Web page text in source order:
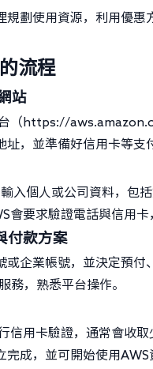
規劃使用資源，利用優
流程
站
（https://
，並準備好信用卡等支
入個人或公司資料，包
會要求驗證電話與信用卡
付款方案
或企業帳號，並決定預
務，熟悉平台操作。
信用卡驗證，通常會收
成，並可開始使用AWS